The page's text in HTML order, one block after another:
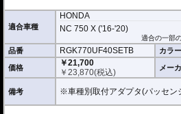
適合車種
HONDA
NC 750 X ('16-'20)
適合の一部
品番 RGK770UF40SETB カラー
価格
￥21,700
￥23,870(税込) メー
備考 ※車種別取付アダプタ(パッセン